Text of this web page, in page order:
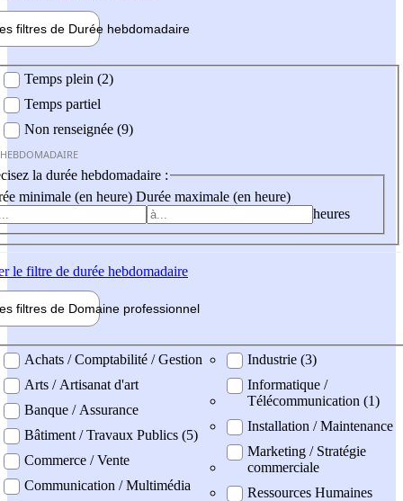
filtres de Durée hebdomadaire
Temps plein (2)
Temps partiel
Non renseignée (9)
la durée hebdomadaire :
minimale (en heure) Durée maximale (en heure)
heures
le filtre de durée hebdomadaire
filtres de Domaine professionnel
professionel
Achats / Comptabilité / Gestion
Arts / Artisanat d'art
Banque / Assurance
Bâtiment / Travaux Publics (5)
Commerce / Vente
Communication / Multimédia
Industrie (3)
Informatique /
Télécommunication (1)
Installation / Maintenance
Marketing / Stratégie
commerciale
Ressources Humaines